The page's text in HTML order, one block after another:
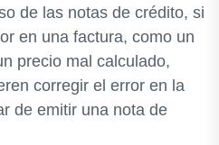
de las notas de crédito, si
en una factura, como un
precio mal calculado,
corregir el error en la
de emitir una nota de